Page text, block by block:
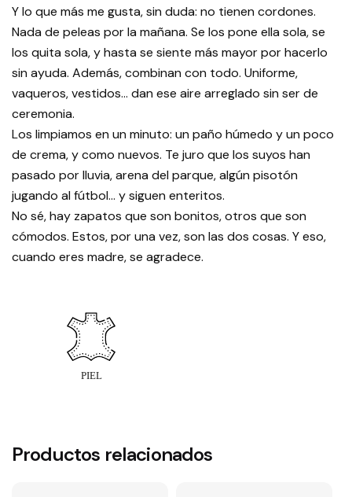
Y lo que más me gusta, sin duda: no tienen cordones.
Nada de peleas por la mañana. Se los pone ella sola, se
los quita sola, y hasta se siente más mayor por hacerlo
sin ayuda. Además, combinan con todo. Uniforme,
vaqueros, vestidos... dan ese aire arreglado sin ser de
ceremonia.
Los limpiamos en un minuto: un paño húmedo y un poco
de crema, y como nuevos. Te juro que los suyos han
pasado por lluvia, arena del parque, algún pisotón
jugando al fútbol… y siguen enteritos.
No sé, hay zapatos que son bonitos, otros que son
cómodos. Estos, por una vez, son las dos cosas. Y eso,
cuando eres madre, se agradece.
Productos relacionados